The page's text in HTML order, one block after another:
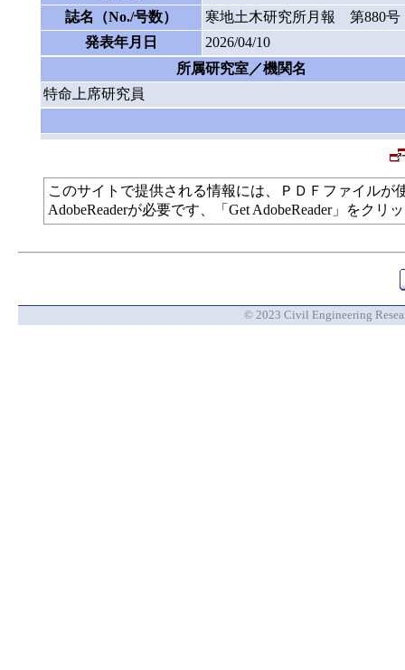
誌名（No./号数）
寒地土木研究所月報 第880号
発表年月日
2026/04/10
所属研究室／機関名
特命上席研究員
このサイトで提供される情報には、ＰＤＦファイル
AdobeReaderが必要です、「Get AdobeReader」をク
© 2023 Civil Engineering